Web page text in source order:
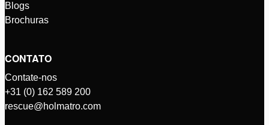
Blogs
Brochuras
CONTATO
Contate-nos
+31 (0) 162 589 200
rescue@holmatro.com